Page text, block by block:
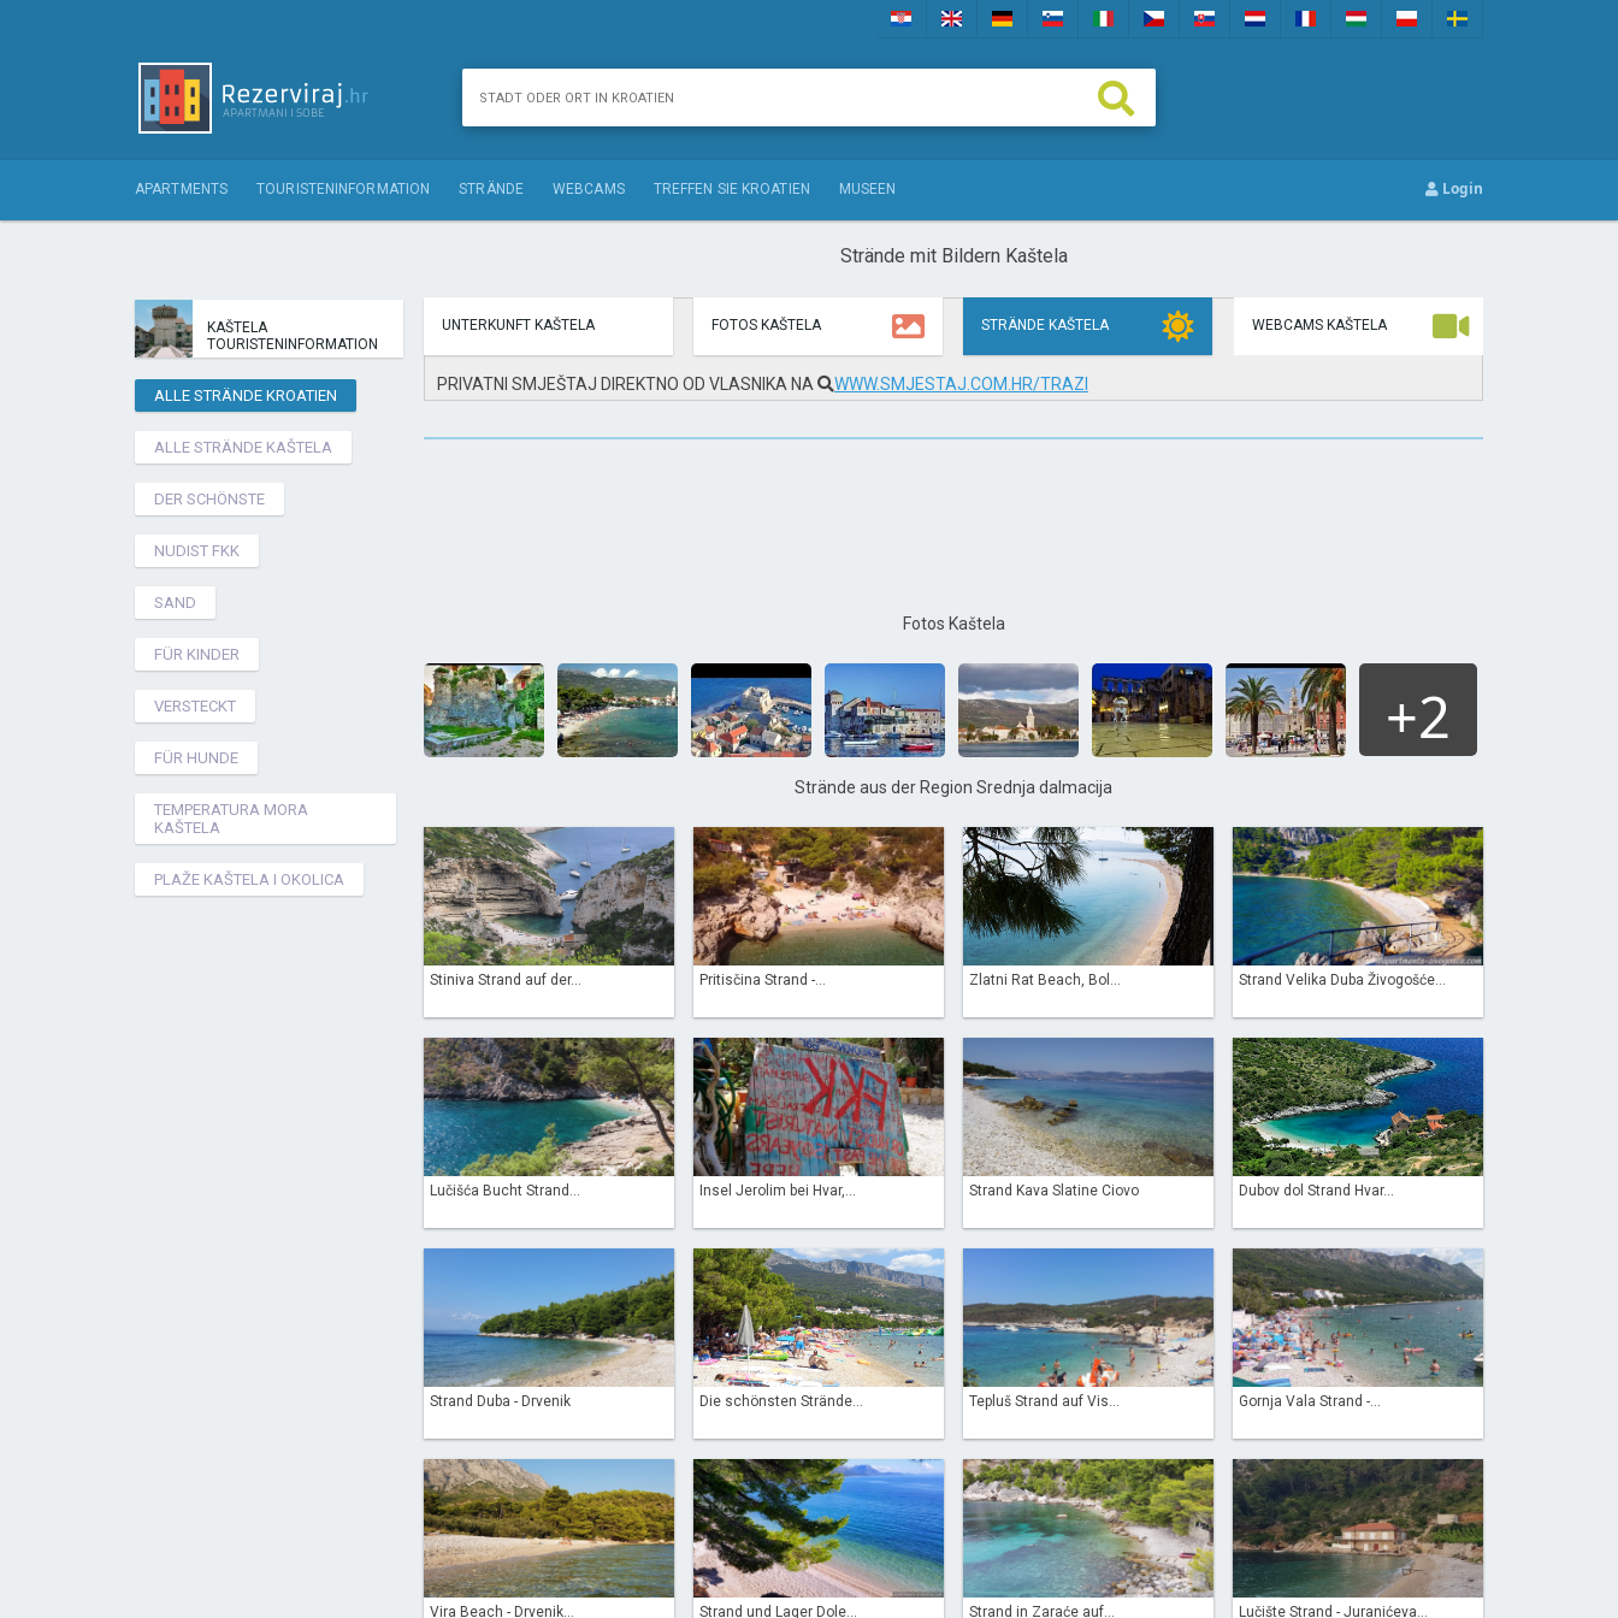
APARTMENTS TOURISTENINFORMATION STRÄNDE WEBCAMS TREFFEN SIE KROATIEN MUSEEN Login
KAŠTELA
TOURISTENINFORMATION
ALLE STRÄNDE KROATIEN
ALLE STRÄNDE KAŠTELA
DER SCHÖNSTE
NUDIST FKK
SAND
FÜR KINDER
VERSTECKT
FÜR HUNDE
TEMPERATURA MORA
KAŠTELA
PLAŽE KAŠTELA I OKOLICA
Strände mit Bildern Kaštela
UNTERKUNFT KAŠTELA FOTOS KAŠTELA STRÄNDE KAŠTELA WEBCAMS KAŠTELA
PRIVATNI SMJEŠTAJ DIREKTNO OD VLASNIKA NA WWW.SMJESTAJ.COM.HR/TRAZI
Fotos Kaštela
+2
Strände aus der Region Srednja dalmacija
Stiniva Strand auf der... Pritisčina Strand -... Zlatni Rat Beach, Bol... Strand Velika Duba Živogošće...
Lučišća Bucht Strand... Insel Jerolim bei Hvar,... Strand Kava Slatine Ciovo Dubov dol Strand Hvar...
Strand Duba - Drvenik Die schönsten Strände... Tepluš Strand auf Vis... Gornja Vala Strand -...
Vira Beach - Drvenik... Strand und Lager Dole... Strand in Zaraće auf... Lučište Strand - Juranićeva...